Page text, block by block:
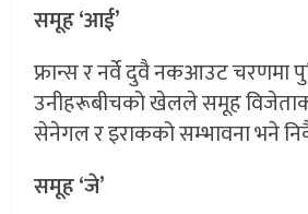
समूह ‘आई’
फ्रान्स र नर्वे दुवै नकआउट
उनीहरूबीचको खेलले समूह
सेनेगल र इराकको सम्भावना भने
समूह ‘जे’